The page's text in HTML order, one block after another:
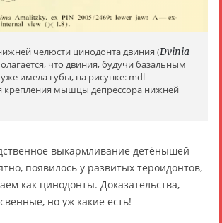
челюсти цинодонта двиния (Dvinia
что двиния, будучи базальным
имела губы, на рисунке: mdl —
крепления мышцы депрессора нижней
выкармливание детёнышей
появилось у развитых тероидонтов,
как цинодонты. Доказательства,
но уж какие есть!